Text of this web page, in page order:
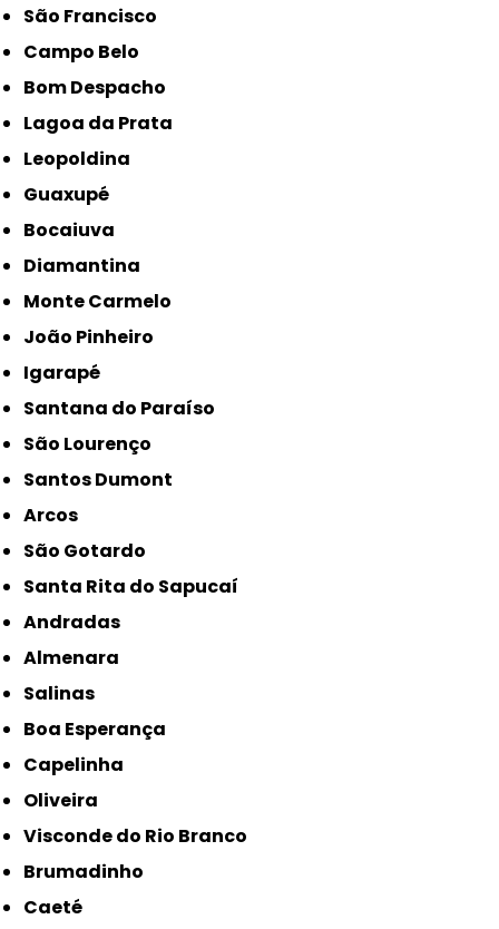
São Francisco
Campo Belo
Bom Despacho
Lagoa da Prata
Leopoldina
Guaxupé
Bocaiuva
Diamantina
Monte Carmelo
João Pinheiro
Igarapé
Santana do Paraíso
São Lourenço
Santos Dumont
Arcos
São Gotardo
Santa Rita do Sapucaí
Andradas
Almenara
Salinas
Boa Esperança
Capelinha
Oliveira
Visconde do Rio Branco
Brumadinho
Caeté